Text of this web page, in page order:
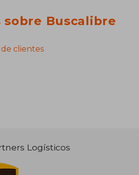
sobre Buscalibre
de clientes
Logísticos